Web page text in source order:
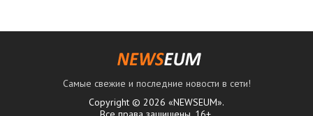
Самые свежие и последние новости в сети!
Copyright © 2026 «NEWSEUM».